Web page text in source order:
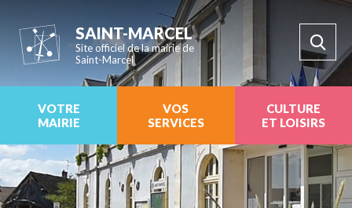
SAINT-MARCEL
Site officiel de la mairie de
Saint-Marcel
VOTRE
MAIRIE
VOS
SERVICES
CULTURE
ET LOISIRS